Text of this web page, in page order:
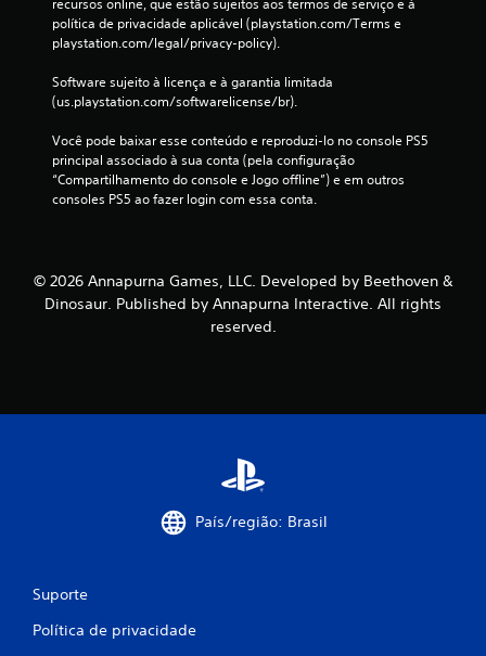
política de privacidade aplicável (playstation.com/Terms e
playstation.com/legal/privacy-policy).
Software sujeito à licença e à garantia limitada
(us.playstation.com/softwarelicense/br).
Você pode baixar esse conteúdo e reproduzi-lo no console PS5
principal associado à sua conta (pela configuração
“Compartilhamento do console e Jogo offline”) e em outros
consoles PS5 ao fazer login com essa conta.
© 2026 Annapurna Games, LLC. Developed by Beethoven &
Dinosaur. Published by Annapurna Interactive. All rights
reserved.
País/região: Brasil
Suporte
Política de privacidade